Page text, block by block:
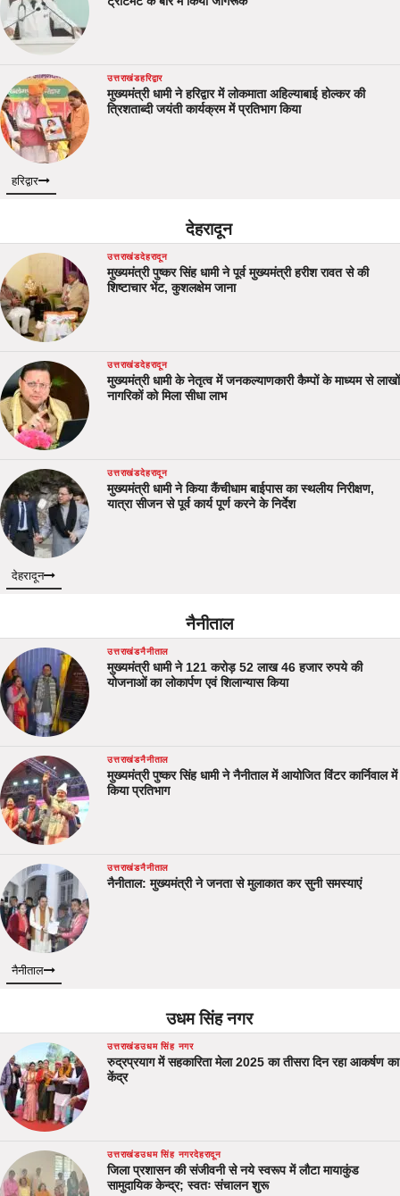
उत्तराखंडहरिद्वार
मुख्यमंत्री धामी ने हरिद्वार में लोकमाता अहिल्याबाई होल्कर की
त्रिशताब्दी जयंती कार्यक्रम में प्रतिभाग किया
हरिद्वार
देहरादून
उत्तराखंडदेहरादून
मुख्यमंत्री पुष्कर सिंह धामी ने पूर्व मुख्यमंत्री हरीश रावत से की
शिष्टाचार भेंट, कुशलक्षेम जाना
उत्तराखंडदेहरादून
मुख्यमंत्री धामी के नेतृत्व में जनकल्याणकारी कैम्पों के माध्यम से लाखों
नागरिकों को मिला सीधा लाभ
उत्तराखंडदेहरादून
मुख्यमंत्री धामी ने किया कैंचीधाम बाईपास का स्थलीय निरीक्षण,
यात्रा सीजन से पूर्व कार्य पूर्ण करने के निर्देश
देहरादून
नैनीताल
उत्तराखंडनैनीताल
मुख्यमंत्री धामी ने 121 करोड़ 52 लाख 46 हजार रुपये की
योजनाओं का लोकार्पण एवं शिलान्यास किया
उत्तराखंडनैनीताल
मुख्यमंत्री पुष्कर सिंह धामी ने नैनीताल में आयोजित विंटर कार्निवाल में
किया प्रतिभाग
उत्तराखंडनैनीताल
नैनीताल: मुख्यमंत्री ने जनता से मुलाकात कर सुनी समस्याएं
नैनीताल
उधम सिंह नगर
उत्तराखंडउधम सिंह नगर
रुद्रप्रयाग में सहकारिता मेला 2025 का तीसरा दिन रहा आकर्षण का
केंद्र
उत्तराखंडउधम सिंह नगरदेहरादून
जिला प्रशासन की संजीवनी से नये स्वरूप में लौटा मायाकुंड
सामुदायिक केन्द्र; स्वतः संचालन शुरू